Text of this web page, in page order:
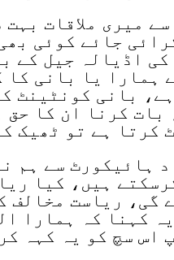
میری ملاقات
جائے کوئی
اڈیالہ جیل کے
ہمارا یا بانی کا
بانی کونٹینٹ
بات کرنا ان کا
کرتا ہے تو ٹھیک
ہائیکورٹ سے ہم
ہیں، کیا
گی، ریاست مخالف
کہنا کہ ہمارا
اس سچ کو یہ کہہ